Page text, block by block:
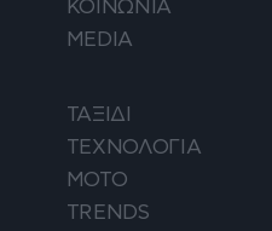
ΚΟΙΝΩΝΙΑ
MEDIA
ΤΑΞΙΔΙ
ΤΕΧΝΟΛΟΓΙΑ
ΜΟΤΟ
TRENDS